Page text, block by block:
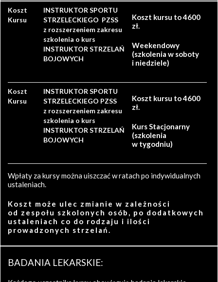
Koszt
Kursu
INSTRUKTOR SPORTU
STRZELECKIEGO PZSS
z rozszerzeniem zakresu
szkolenia o kurs
INSTRUKTOR STRZELAŃ
BOJOWYCH
Koszt kursu to 4600
zł.
Weekendowy
(szkolenia w soboty
i niedziele)
Koszt
Kursu
INSTRUKTOR SPORTU
STRZELECKIEGO PZSS
z rozszerzeniem zakresu
szkolenia o kurs
INSTRUKTOR STRZELAŃ
BOJOWYCH
Koszt kursu to 4600
zł.
Kurs Stacjonarny
(szkolenia
w tygodniu)
Wpłaty za kursy można uiszczać w ratach po indywidualnych
ustaleniach.
Koszt może ulec zmianie w zależności
od zespołu szkolonych osób, po dodatkowych
ustaleniach co do rodzaju i ilości
prowadzonych strzelań.
BADANIA LEKARSKIE: